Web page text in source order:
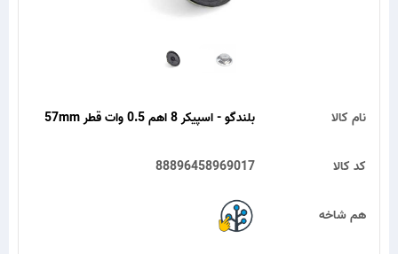
بلندگو - اسپیکر 8 اهم 0.5 وات قطر 57mm نام کالا
88896458969017 کد کالا
هم شاخه